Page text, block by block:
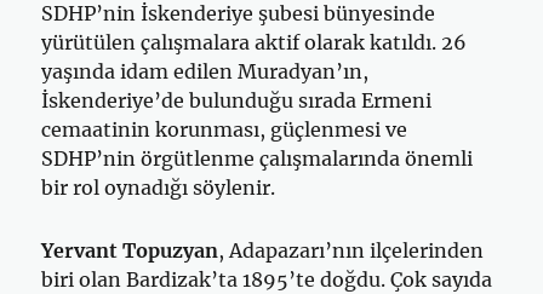
SDHP’nin İskenderiye şubesi bünyesinde
yürütülen çalışmalara aktif olarak katıldı. 26
yaşında idam edilen Muradyan’ın,
İskenderiye’de bulunduğu sırada Ermeni
cemaatinin korunması, güçlenmesi ve
SDHP’nin örgütlenme çalışmalarında önemli
bir rol oynadığı söylenir.
Yervant Topuzyan, Adapazarı’nın ilçelerinden
biri olan Bardizak’ta 1895’te doğdu. Çok sayıda